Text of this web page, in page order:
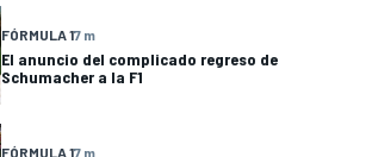
FÓRMULA 17 m
El anuncio del complicado regreso de
Schumacher a la F1
FÓRMULA 17 m